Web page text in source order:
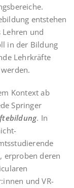
entstehen
und
in der Bildung
Lehrkräfte
Kontext ab
Springer
. In
erproben deren
und VR-